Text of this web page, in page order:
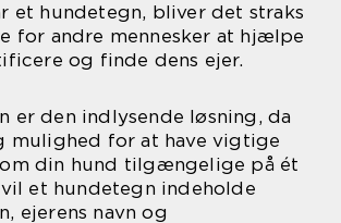
et hundetegn, bliver det straks
for andre mennesker at hjælpe
og finde dens ejer.
er den indlysende løsning, da
mulighed for at have vigtige
din hund tilgængelige på ét
et hundetegn indeholde
ejerens navn og